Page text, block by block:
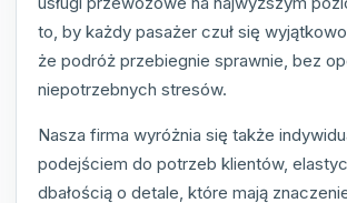
to, by każdy pasażer czuł się wyjątkowo
że podróż przebiegnie sprawnie, bez
niepotrzebnych stresów.
Nasza firma wyróżnia się także
podejściem do potrzeb klientów,
dbałością o detale, które mają